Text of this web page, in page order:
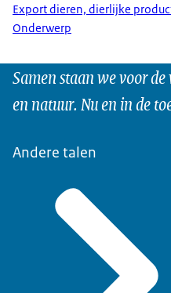
Export dieren, dierlijke
Onderwerp
Samen staan we voor
en natuur. Nu en in de
Andere talen